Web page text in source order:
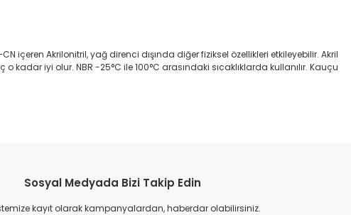
içeren Akrilonitril, yağ direnci dışında diğer fiziksel özellikleri etkileyebilir. Akril
iyi olur. NBR -25°C ile 100°C arasındaki sıcaklıklarda kullanılır. Kauçu
Sosyal Medyada Bizi Takip Edin
kayıt olarak kampanyalardan, haberdar olabilirsiniz.